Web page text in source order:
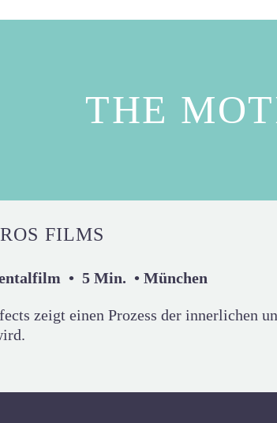
THE
FILMS
• 5 Min. • München
zeigt einen Prozess der innerlichen